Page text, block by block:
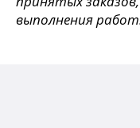
выполнения